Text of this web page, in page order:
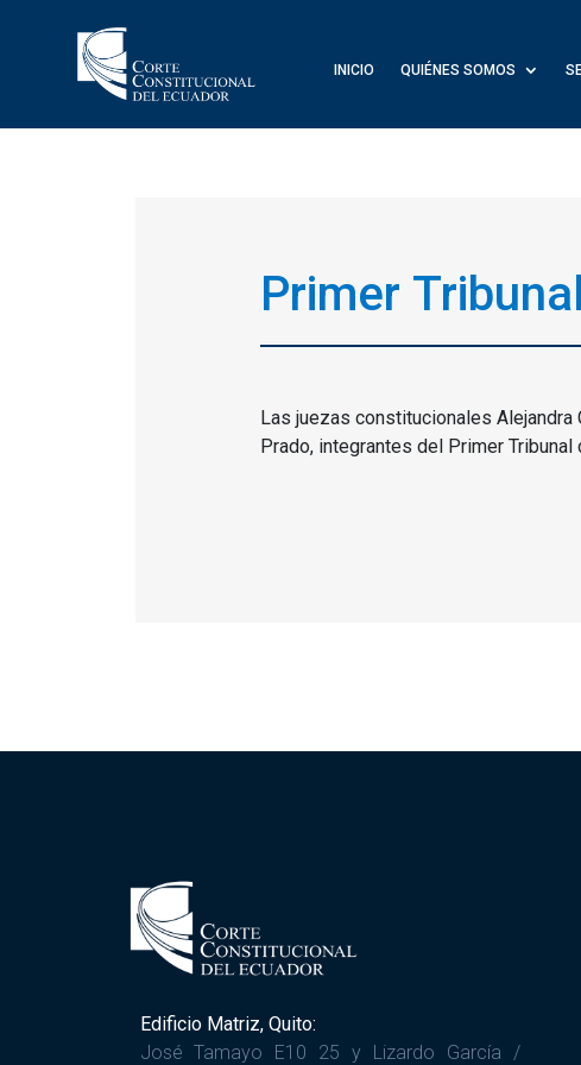
INICIO QUIÉNES SOMOS
Primer
Las juezas constitucionales
Prado, integrantes del Primer
Edificio Matriz, Quito:
José Tamayo E10 25 y Lizardo García /